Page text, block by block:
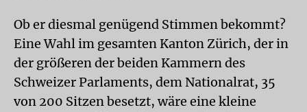
Ob er diesmal genügend Stimmen bekommt?
Eine Wahl im gesamten Kanton Zürich, der in
der größeren der beiden Kammern des
Schweizer Parlaments, dem Nationalrat, 35
von 200 Sitzen besetzt, wäre eine kleine